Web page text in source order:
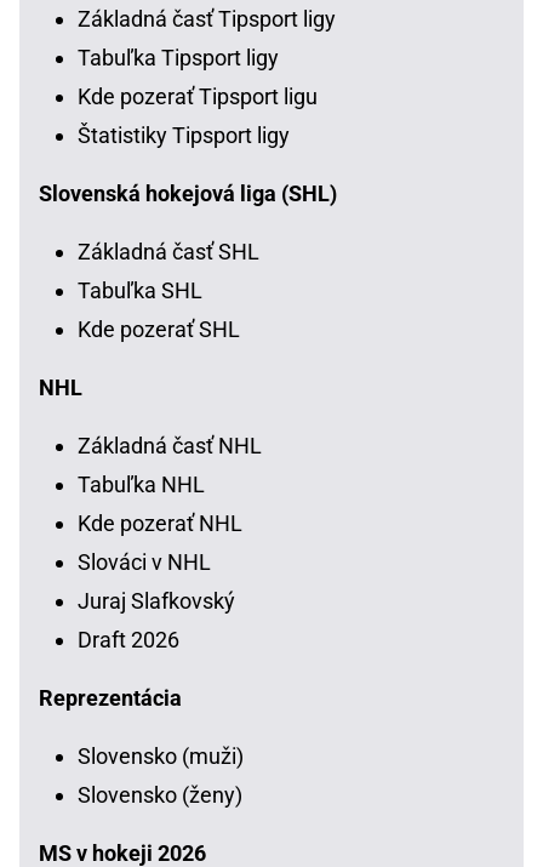
Základná časť Tipsport ligy
Tabuľka Tipsport ligy
Kde pozerať Tipsport ligu
Štatistiky Tipsport ligy
Slovenská hokejová liga (SHL)
Základná časť SHL
Tabuľka SHL
Kde pozerať SHL
NHL
Základná časť NHL
Tabuľka NHL
Kde pozerať NHL
Slováci v NHL
Juraj Slafkovský
Draft 2026
Reprezentácia
Slovensko (muži)
Slovensko (ženy)
MS v hokeji 2026